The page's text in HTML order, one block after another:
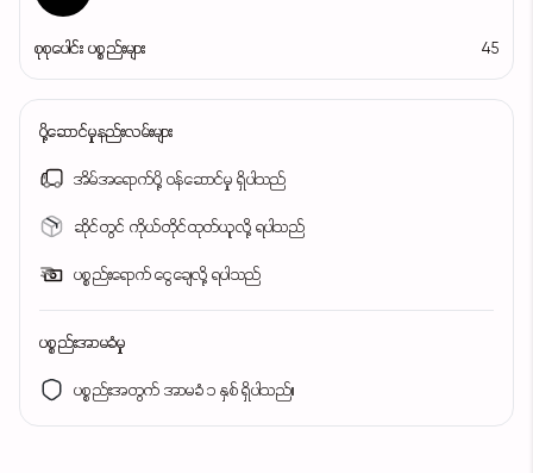
စုစုပေါင်း ပစ္စည်းများ 45
ပို့ဆောင်မှုနည်းလမ်းများ
အိမ်အရောက်ပို့ ဝန်ဆောင်မှု ရှိပါသည်
ဆိုင်တွင် ကိုယ်တိုင်ထုတ်ယူလို့ ရပါသည်
ပစ္စည်းရောက် ငွေချေလို့ ရပါသည်
ပစ္စည်းအာမခံမှု
ပစ္စည်းအတွက် အာမခံ ၁ နှစ် ရှိပါသည်။